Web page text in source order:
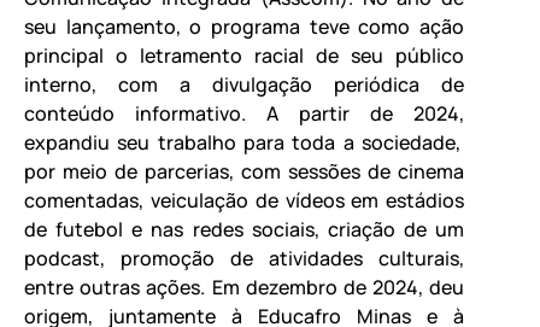
seu lançamento, o programa teve como ação
principal o letramento racial de seu público
interno, com a divulgação periódica de
conteúdo informativo. A partir de 2024,
expandiu seu trabalho para toda a sociedade,
por meio de parcerias, com sessões de cinema
comentadas, veiculação de vídeos em estádios
de futebol e nas redes sociais, criação de um
podcast, promoção de atividades culturais,
entre outras ações. Em dezembro de 2024, deu
origem, juntamente à Educafro Minas e à